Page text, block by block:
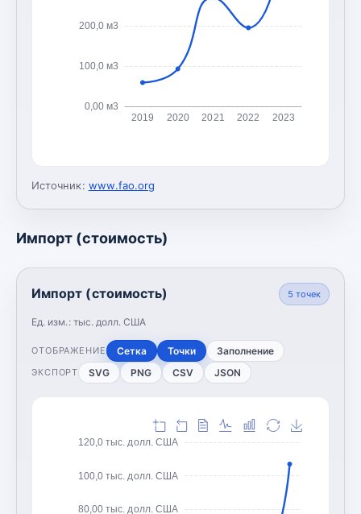
0,00 м3
100,0 м3
200,0 м3
2019 2020 2021 2022 2023
Источник: www.fao.org
Импорт (стоимость)
Импорт (стоимость)
Ед. изм.: тыс. долл. США
5 точек
ОТОБРАЖЕНИЕ Сетка Точки Заполнение
ЭКСПОРТ SVG PNG CSV JSON
80,00 тыс. долл. США
100,0 тыс. долл. США
120,0 тыс. долл. США